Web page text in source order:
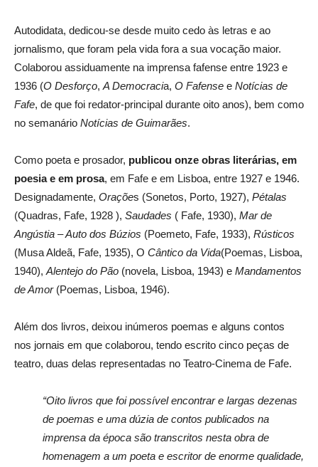
Autodidata, dedicou-se desde muito cedo às letras e ao
jornalismo, que foram pela vida fora a sua vocação maior.
Colaborou assiduamente na imprensa fafense entre 1923 e
1936 (O Desforço, A Democracia, O Fafense e Notícias de
Fafe, de que foi redator-principal durante oito anos), bem como
no semanário Notícias de Guimarães.
Como poeta e prosador, publicou onze obras literárias, em
poesia e em prosa, em Fafe e em Lisboa, entre 1927 e 1946.
Designadamente, Orações (Sonetos, Porto, 1927), Pétalas
(Quadras, Fafe, 1928 ), Saudades ( Fafe, 1930), Mar de
Angústia – Auto dos Búzios (Poemeto, Fafe, 1933), Rústicos
(Musa Aldeã, Fafe, 1935), O Cântico da Vida(Poemas, Lisboa,
1940), Alentejo do Pão (novela, Lisboa, 1943) e Mandamentos
de Amor(Poemas, Lisboa, 1946).
Além dos livros, deixou inúmeros poemas e alguns contos
nos jornais em que colaborou, tendo escrito cinco peças de
teatro, duas delas representadas no Teatro-Cinema de Fafe.
“Oito livros que foi possível encontrar e largas dezenas
de poemas e uma dúzia de contos publicados na
imprensa da época são transcritos nesta obra de
homenagem a um poeta e escritor de enorme qualidade,